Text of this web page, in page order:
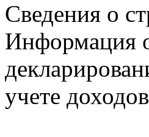
Сведения о
Информация
учете